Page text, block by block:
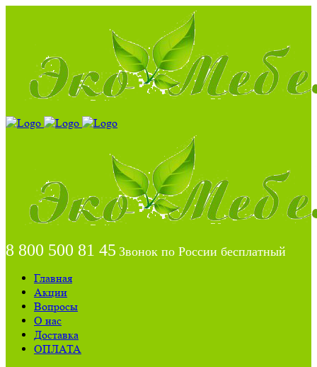
8 800 500 81 45 Звонок по России бесплатный
Главная
Акции
Вопросы
О нас
Доставка
ОПЛАТА